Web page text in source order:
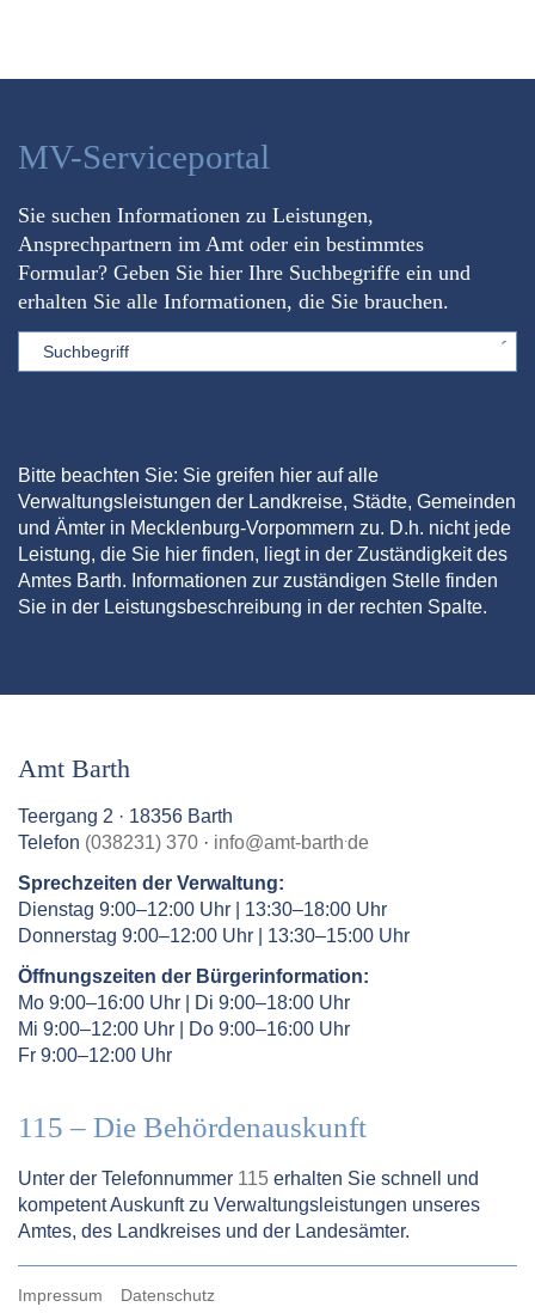
MV-Serviceportal
Sie suchen Informationen zu Leistungen,
Ansprechpartnern im Amt oder ein bestimmtes
Formular? Geben Sie hier Ihre Suchbegriffe ein und
erhalten Sie alle Informationen, die Sie brauchen.
Sword
Bitte beachten Sie: Sie greifen hier auf alle
Verwaltungsleistungen der Landkreise, Städte, Gemeinden
und Ämter in Mecklenburg-Vorpommern zu. D.h. nicht jede
Leistung, die Sie hier finden, liegt in der Zuständigkeit des
Amtes Barth. Informationen zur zuständigen Stelle finden
Sie in der Leistungsbeschreibung in der rechten Spalte.
Amt Barth
Teergang 2 · 18356 Barth
Telefon (038231) 370 · info@amt-barth.de
Sprechzeiten der Verwaltung:
Dienstag 9:00–12:00 Uhr | 13:30–18:00 Uhr
Donnerstag 9:00–12:00 Uhr | 13:30–15:00 Uhr
Öffnungszeiten der Bürgerinformation:
Mo 9:00–16:00 Uhr | Di 9:00–18:00 Uhr
Mi 9:00–12:00 Uhr | Do 9:00–16:00 Uhr
Fr 9:00–12:00 Uhr
115 – Die Behördenauskunft
Unter der Telefonnummer 115 erhalten Sie schnell und
kompetent Auskunft zu Verwaltungsleistungen unseres
Amtes, des Landkreises und der Landesämter.
Impressum Datenschutz